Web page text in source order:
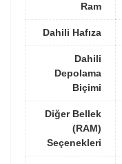
Ram
Dahili Hafıza
Dahili
Depolama
Biçimi
Diğer Bellek
(RAM)
Seçenekleri